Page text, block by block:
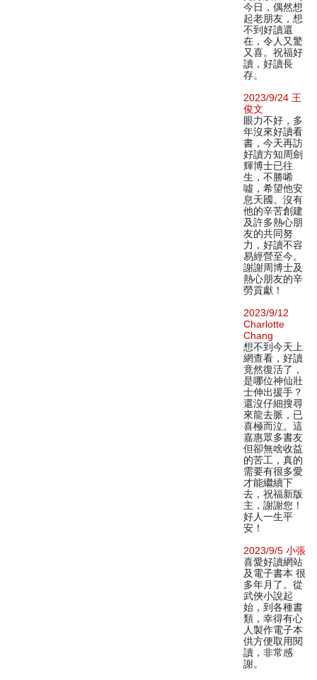
今日，偶然想
起老朋友，想
不到好讀還
在，令人又驚
又喜。祝福好
讀，好讀長
存。
2023/9/24 王
俊文
眼力不好，多
年沒來好讀看
書，今天再訪
好讀方知周劍
輝博士已往
生，不勝唏
噓，希望他安
息天國。沒有
他的辛苦創建
及許多熱心朋
友的共同努
力，好讀不容
易經營至今。
謝謝周博士及
熱心朋友的辛
勞貢獻！
2023/9/12
Charlotte
Chang
想不到今天上
網查看，好讀
竟然復活了，
是哪位神仙壯
士伸出援手？
還沒仔細搜尋
來龍去脈，已
喜極而泣。這
嘉惠眾多書友
但卻無啥收益
的苦工，真的
需要有很多愛
才能繼續下
去，祝福新版
主，謝謝您！
好人一生平
安！
2023/9/5 小張
喜愛好讀網站
及電子書本 很
多年月了。從
武俠小說起
始，到各種書
類，幸得有心
人製作電子本
供方便取用閱
讀，非常感
謝。